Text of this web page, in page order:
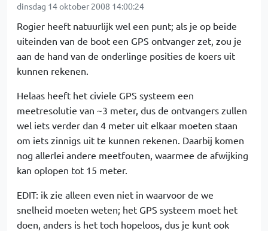
dinsdag 14 oktober 2008 14:00:24
Rogier heeft natuurlijk wel een punt; als je op beide
uiteinden van de boot een GPS ontvanger zet, zou je
aan de hand van de onderlinge posities de koers uit
kunnen rekenen.
Helaas heeft het civiele GPS systeem een
meetresolutie van ~3 meter, dus de ontvangers zullen
wel iets verder dan 4 meter uit elkaar moeten staan
om iets zinnigs uit te kunnen rekenen. Daarbij komen
nog allerlei andere meetfouten, waarmee de afwijking
kan oplopen tot 15 meter.
EDIT: ik zie alleen even niet in waarvoor de we
snelheid moeten weten; het GPS systeem moet het
doen, anders is het toch hopeloos, dus je kunt ook